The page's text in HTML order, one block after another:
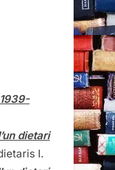
dietari
I.